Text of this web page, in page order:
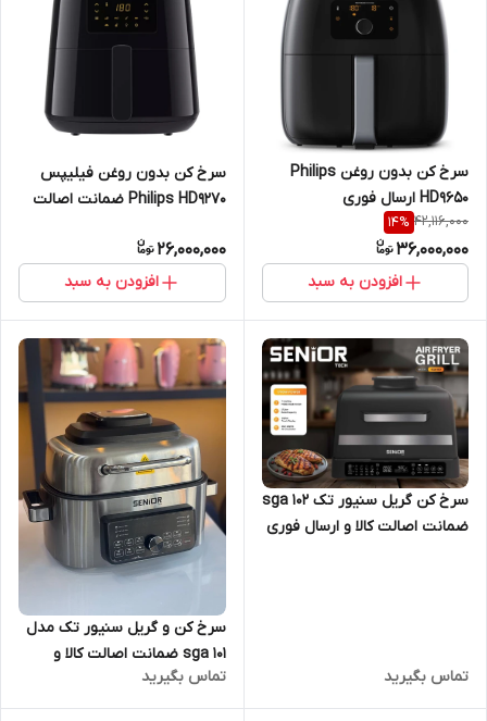
سرخ کن بدون روغن Philips
HD9650 ارسال فوری
42,116,000
14%
36,000,000
افزودن به سبد
سرخ کن بدون روغن فیلیپس
Philips HD9270 ضمانت اصالت
گارانتی 18 ماهه مارکو تجارت
26,000,000
افزودن به سبد
سرخ کن گریل سنیور تک sga 102
ضمانت اصالت کالا و ارسال فوری
تماس بگیرید
سرخ کن و گریل سنیور تک مدل
sga 101 ضمانت اصالت کالا و
ماهه مارکو تجارت
تماس بگیرید